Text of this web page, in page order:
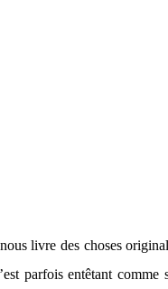
livre des choses
parfois entêtant comme